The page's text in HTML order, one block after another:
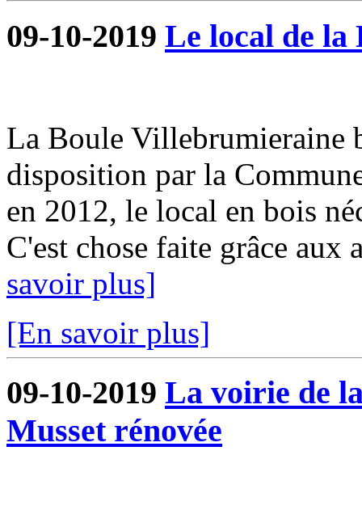
09-10-2019 Le local de
La Boule Villebrumieraine
disposition par la
en 2012, le local en bois
C'est chose faite grâce aux
savoir plus]
[En savoir plus]
09-10-2019 La voirie de
Musset rénovée